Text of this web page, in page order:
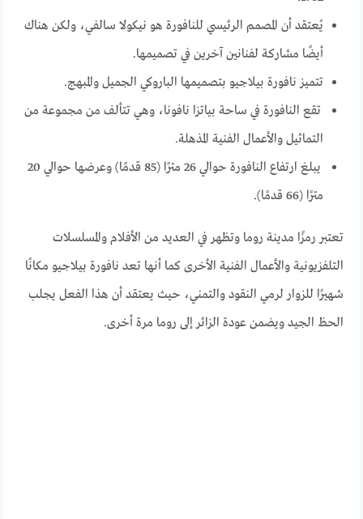
يُعتقد أن المصمم الرئيسي للنافورة هو نيكولا سالفي، ولكن هناك
أيضًا مشاركة لفنانين آخرين في تصميمها.
تتميز نافورة بيلاجيو بتصميمها الباروكي الجميل والمبهج.
تقع النافورة في ساحة بياتزا نافونا، وهي تتألف من مجموعة من
التماثيل والأعمال الفنية المذهلة.
يبلغ ارتفاع النافورة حوالي 26 مترًا (85 قدمًا) وعرضها حوالي 20
مترًا (66 قدمًا).
تعتبر رمزًا مدينة روما وتظهر في العديد من الأفلام والمسلسلات
التلفزيونية والأعمال الفنية الأخرى كما أنها تعد نافورة بيلاجيو مكانًا
شهيرًا للزوار لرمي النقود والتمني، حيث يعتقد أن هذا الفعل يجلب
الحظ الجيد ويضمن عودة الزائر إلى روما مرة أخرى.